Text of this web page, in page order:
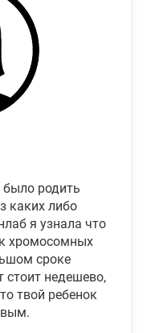
родить
каких либо
я узнала что
хромосомных
сроке
стоит недешево,
твой ребенок